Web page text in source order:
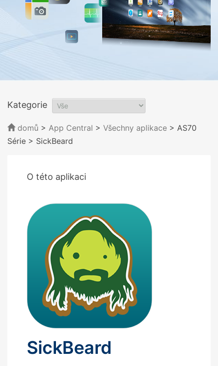
Kategorie
domů > App Central > Všechny aplikace > AS70
Série > SickBeard
O této aplikaci
SickBeard